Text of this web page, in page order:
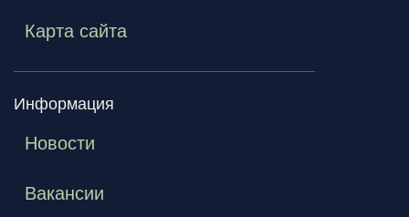
Карта сайта
Информация
Новости
Вакансии